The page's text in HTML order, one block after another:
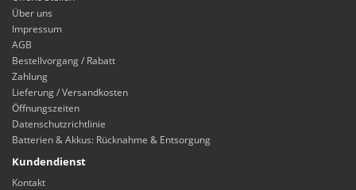
Über uns
Impressum
AGB
Bestellvorgang / Rabatt
Zahlung
Lieferung / Versandkosten
Öffnungszeiten
Datenschutzrichtlinie
Batterien & Akkus: Rücknahme & Entsorgung
Kundendienst
Kontakt